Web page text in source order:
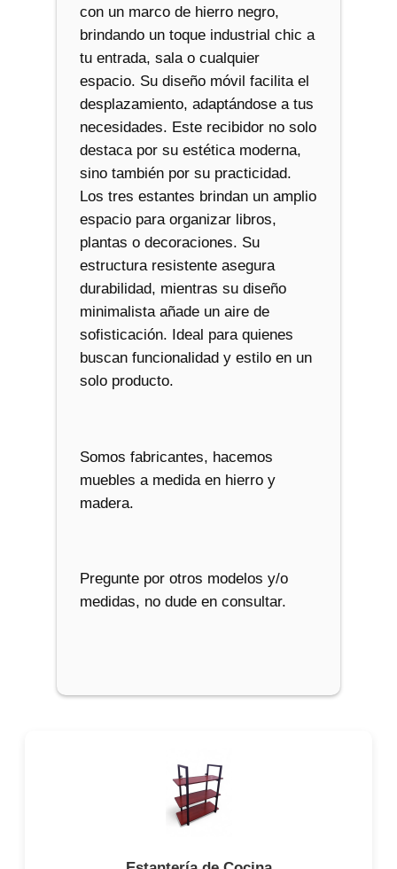
con un marco de hierro negro,
brindando un toque industrial chic a
tu entrada, sala o cualquier
espacio. Su diseño móvil facilita el
desplazamiento, adaptándose a tus
necesidades. Este recibidor no solo
destaca por su estética moderna,
sino también por su practicidad.
Los tres estantes brindan un amplio
espacio para organizar libros,
plantas o decoraciones. Su
estructura resistente asegura
durabilidad, mientras su diseño
minimalista añade un aire de
sofisticación. Ideal para quienes
buscan funcionalidad y estilo en un
solo producto.
Somos fabricantes, hacemos
muebles a medida en hierro y
madera.
Pregunte por otros modelos y/o
medidas, no dude en consultar.